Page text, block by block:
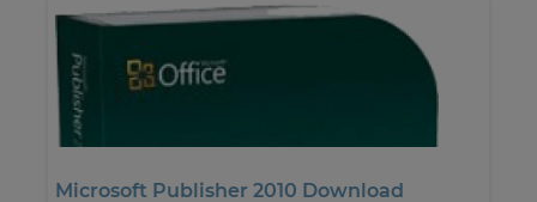
Microsoft Publisher 2010 Download